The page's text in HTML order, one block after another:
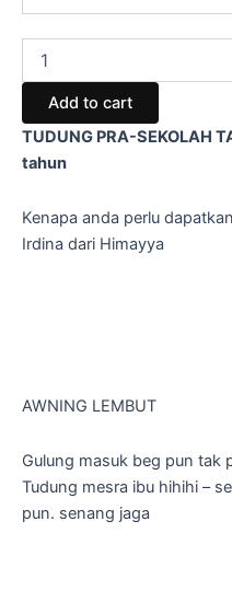
Add to cart
TUDUNG PRA-SEKOLAH
tahun
Kenapa anda perlu
Irdina dari Himayya
AWNING LEMBUT
Gulung masuk beg pun tak
Tudung mesra ibu hihihi –
pun. senang jaga